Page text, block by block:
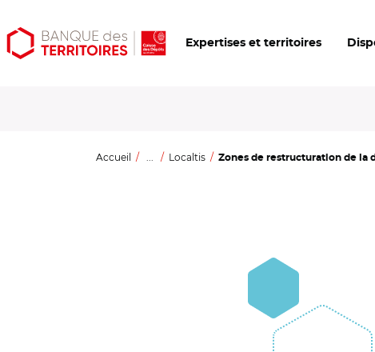
Aller
au
Aller
au
Ouvrir
les
Expertises et territoires
Accueil ... Localtis Zones de restructuration de la